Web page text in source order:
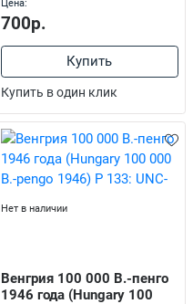
Цена:
700р.
Купить
Купить в один клик
Нет в наличии
Венгрия 100 000 В.-пенго
1946 года (Hungary 100